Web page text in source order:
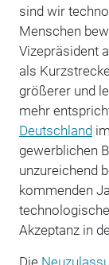
sind wir
Menschen
Vizepräsident
als
größerer und
mehr
Deutschland
gewerblichen
unzureichend
kommenden
Akzeptanz in
Die